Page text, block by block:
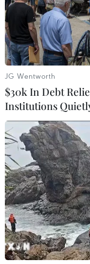
Sau cuộc bầu cử
nhất khi nhận
CDU/CSU được
11,5% và đảng Sự
10,3%./.
#angela merkel
JG Wentworth
$30k In Debt
Institutions